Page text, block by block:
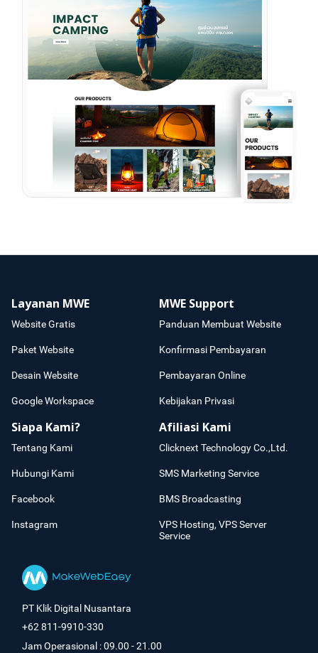
Layanan MWE
Website Gratis
Paket Website
Desain Website
Google Workspace
MWE Support
Panduan Membuat Website
Konfirmasi Pembayaran
Pembayaran Online
Kebijakan Privasi
Siapa Kami?
Tentang Kami
Hubungi Kami
Facebook
Instagram
Afiliasi Kami
Clicknext Technology Co.,Ltd.
SMS Marketing Service
BMS Broadcasting
VPS Hosting, VPS Server
Service
PT Klik Digital Nusantara
+62 811-9910-330
Jam Operasional : 09.00 - 21.00